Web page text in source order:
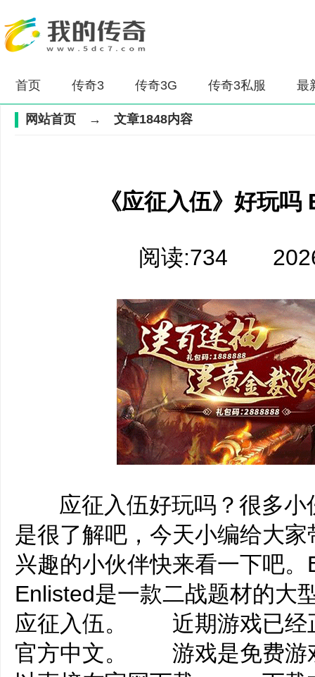
首页 传奇3 传奇3G 传奇3私服 最
网站首页 → 文章1848内容
《应征入伍》好玩
阅读:734
应征入伍好玩吗？很多小
是很了解吧，今天小编给大
兴趣的小伙伴快来看一下
Enlisted是一款二战题材的大
应征入伍。 近期游戏已经
官方中文。 游戏是免费游